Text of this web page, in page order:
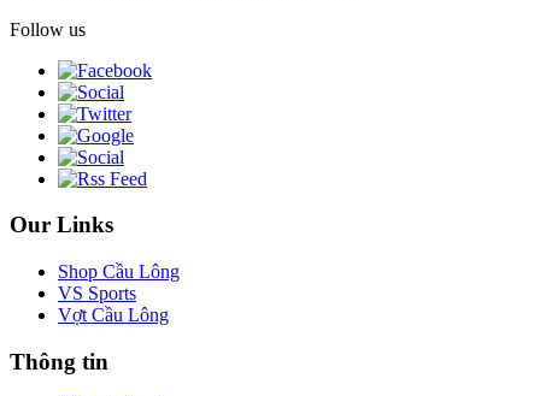
Follow us
Our Links
Shop Cầu Lông
VS Sports
Vợt Cầu Lông
Thông tin